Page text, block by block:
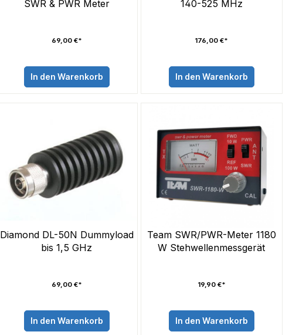
SWR & PWR Meter
69,00 €*
In den Warenkorb
140-525 MHz
176,00 €*
In den Warenkorb
Diamond DL-50N Dummyload
bis 1,5 GHz
69,00 €*
In den Warenkorb
Team SWR/PWR-Meter 1180
W Stehwellenmessgerät
19,90 €*
In den Warenkorb